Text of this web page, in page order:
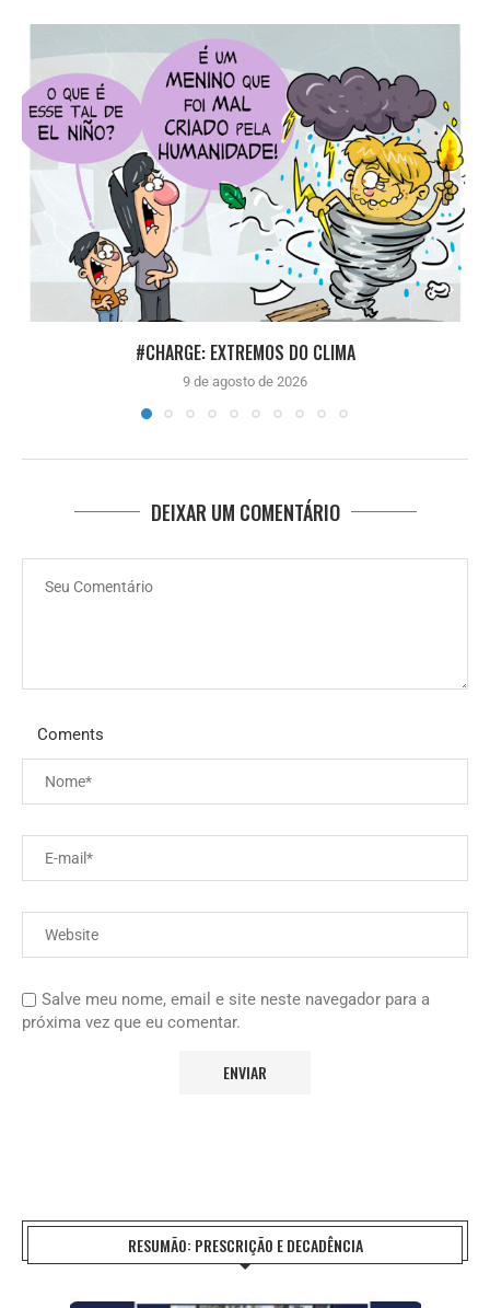
#CHARGE: EXTREMOS DO CLIMA
9 de agosto de 2026
DEIXAR UM COMENTÁRIO
Coments
Salve meu nome, email e site neste navegador para a
próxima vez que eu comentar.
RESUMÃO: PRESCRIÇÃO E DECADÊNCIA